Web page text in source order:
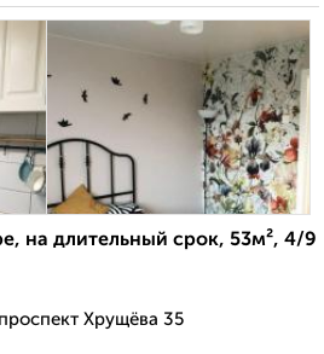
на длительный срок, 53м², 4/9
Хрущёва 35